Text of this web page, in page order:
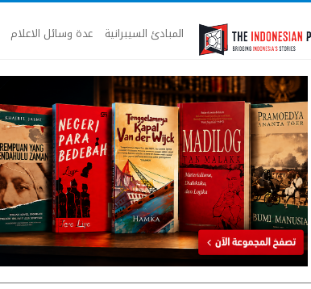
المبادئ السيبرانية عدة وسائل الاعلام